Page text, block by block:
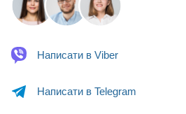
Написати в Viber
Написати в Telegram